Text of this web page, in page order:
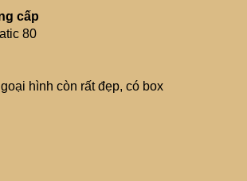
cấp
80
hình còn rất đẹp, có box